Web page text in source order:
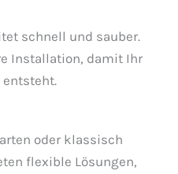
schnell und sauber.
Installation, damit Ihr
oder klassisch
flexible Lösungen,